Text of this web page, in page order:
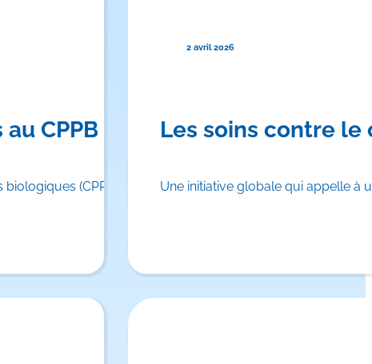
le harcèlement sexuel
CPPB
(CPPB) Inc. nomme Andy Sheldon au poste de
2 avril 2026
Les soins contre
Une initiative globale qui appelle à